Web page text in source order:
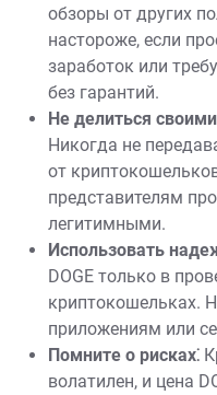
обзоры от других
настороже, если
заработок или
без гарантий.
Не делиться
Никогда не
от
представителям
легитимными.
Использовать
DOGE только в
криптокошельках.
приложениям или
Помните о рисках⁚
волатилен, и цена